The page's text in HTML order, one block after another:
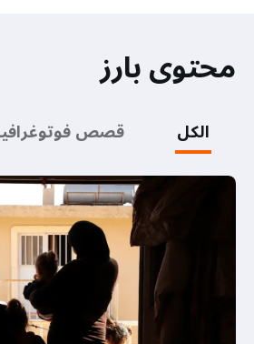
محتوى بارز
الكل قصص